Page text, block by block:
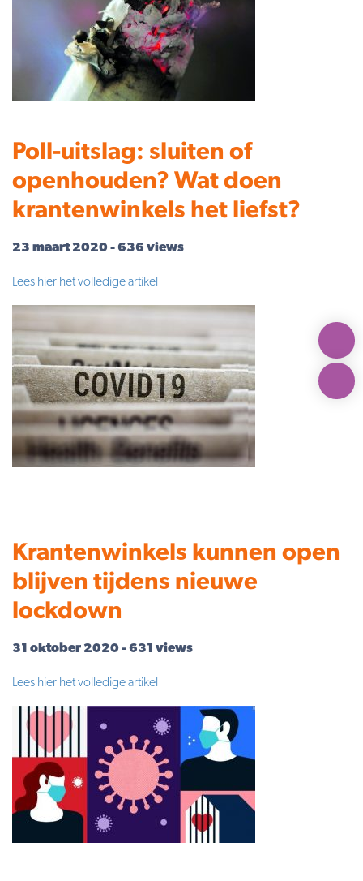
Poll-uitslag: sluiten of
openhouden? Wat doen
krantenwinkels het liefst?
23 maart 2020 - 636 views
Lees hier het volledige artikel
Krantenwinkels kunnen open
blijven tijdens nieuwe
lockdown
31 oktober 2020 - 631 views
Lees hier het volledige artikel